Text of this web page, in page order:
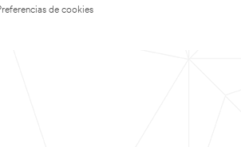
de cookies